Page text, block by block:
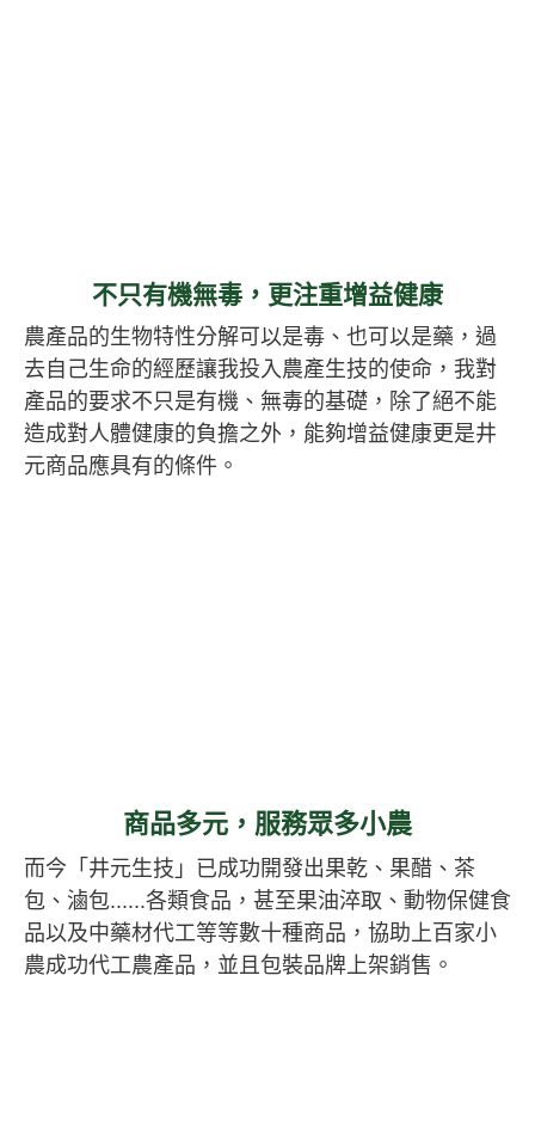
不只有機無毒，更注重增益健康
農產品的生物特性分解可以是毒、也可以是藥，過
去自己生命的經歷讓我投入農產生技的使命，我對
產品的要求不只是有機、無毒的基礎，除了絕不能
造成對人體健康的負擔之外，能夠增益健康更是井
元商品應具有的條件。
商品多元，服務眾多小農
而今「井元生技」已成功開發出果乾、果醋、茶
包、滷包......各類食品，甚至果油淬取、動物保健食
品以及中藥材代工等等數十種商品，協助上百家小
農成功代工農產品，並且包裝品牌上架銷售。